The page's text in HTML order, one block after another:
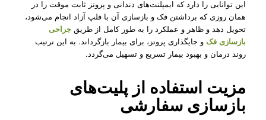
این توانایی را دارد که ایمپلنت‌های دندانی و پروتز ثابت موقت را در
همان روزی که برداشتن فک و بازسازی آن با فلپ آزاد انجام می‌شود،
تحویل دهد و ظاهر و عملکرد را به طور کامل از طریق جراحی
بازسازی فکو جایگذاری پروتز، برای بیمار بازگرداند. به این ترتیب
روند درمان و بهبود بیمار تسریع و تسهیل می‌گردد.
مزیت استفاده از پلیت‌های
بازسازی سفارشی